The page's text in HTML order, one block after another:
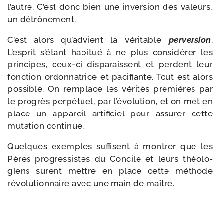
l’autre. C’est donc bien une inver­sion des valeurs,
un détrônement.
C’est alors qu’advient la véri­table per­ver­sion.
L’esprit s’étant habi­tué à ne plus consi­dé­rer les
prin­cipes, ceux-​ci dis­pa­raissent et perdent leur
fonc­tion ordon­na­trice et paci­fiante. Tout est alors
pos­sible. On rem­place les véri­tés pre­mières par
le pro­grès per­pé­tuel, par l’évolution, et on met en
place un appa­reil arti­fi­ciel pour assu­rer cette
muta­tion continue.
Quelques exemples suf­fisent à mon­trer que les
Pères pro­gres­sistes du Concile et leurs théo­lo­
giens sur­ent mettre en place cette méthode
révo­lu­tion­naire avec une main de maître.